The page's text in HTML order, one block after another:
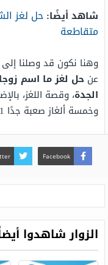
شاهد أيضًا: حل لغز
متقاطعة
وهنا نكون قد وصلنا
عن حل لغز ما اسم
الجدة، وقصة اللغز،
وخمسة ألغاز صعبة جدًا 2021.
Facebook
الزوار شاهدوا